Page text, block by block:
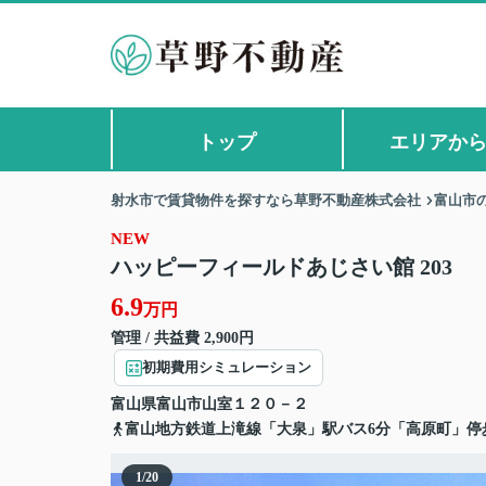
トップ エリアか
射水市で賃貸物件を探すなら草野不動産株式会社 富山市
NEW
ハッピーフィールドあじさい館 203
6.9万円
管理 / 共益費 2,900円
初期費用シミュレーション
富山県富山市山室 １２０－２
富山地方鉄道上滝線「大泉」駅バス6分「高原町」停
1/20